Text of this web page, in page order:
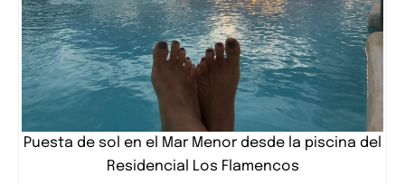
Puesta de sol en el Mar Menor desde la piscina del
Residencial Los Flamencos